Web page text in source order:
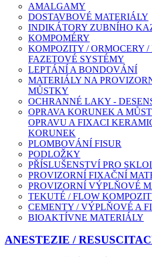
AMALGAMY
DOSTAVBOVÉ MATERIÁLY
INDIKÁTORY ZUBNÍHO
KOMPOMÉRY
KOMPOZITY / ORMOCERY
FAZETOVÉ SYSTÉMY
LEPTÁNÍ A BONDOVÁNÍ
MATERIÁLY NA
MŮSTKY
OCHRANNÉ LAKY -
OPRAVA KORUNEK A
OPRAVU A FIXACI
KORUNEK
PLOMBOVÁNÍ FISUR
PODLOŽKY
PŘÍSLUŠENSTVÍ PRO
PROVIZORNÍ FIXAČNÍ
PROVIZORNÍ VÝPLŇOVÉ
TEKUTÉ / FLOW
CEMENTY / VÝPLŇOVÉ A
BIOAKTÍVNE MATERIÁLY
ANESTEZIE /